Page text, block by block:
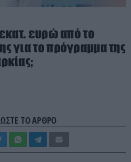
ευρώ από το
για το πρόγραμμα της
ΤΟ ΑΡΘΡΟ